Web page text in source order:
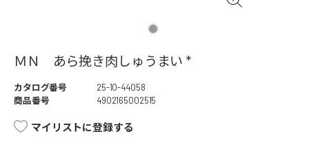
ＭＮ あら挽き肉しゅうまい *
カタログ番号
25-10-44058
商品番号
4902165002515
マイリストに登録する